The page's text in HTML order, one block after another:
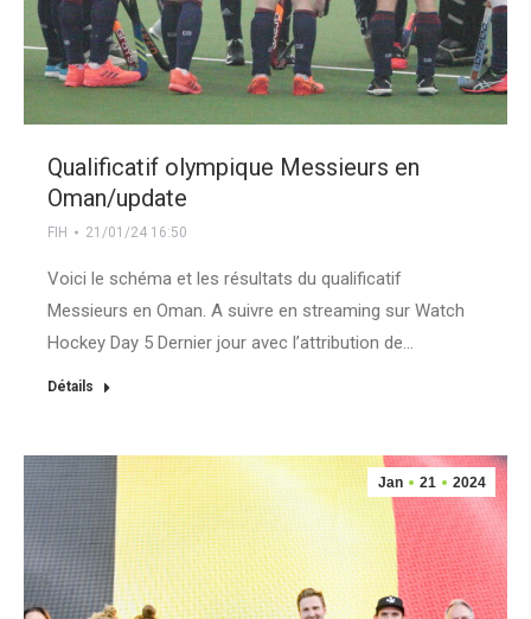
Qualificatif olympique Messieurs en
Oman/update
FIH 21/01/24 16:50
Voici le schéma et les résultats du qualificatif
Messieurs en Oman. A suivre en streaming sur Watch
Hockey Day 5 Dernier jour avec l’attribution de…
Détails
Jan 21 2024